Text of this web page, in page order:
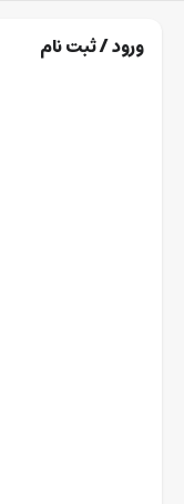
ورود / ثبت نام